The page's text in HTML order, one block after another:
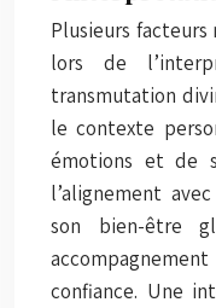
Plusieurs
lors de
transmutation
le contexte
émotions et de
l’alignement
son bien-être
confiance. Une